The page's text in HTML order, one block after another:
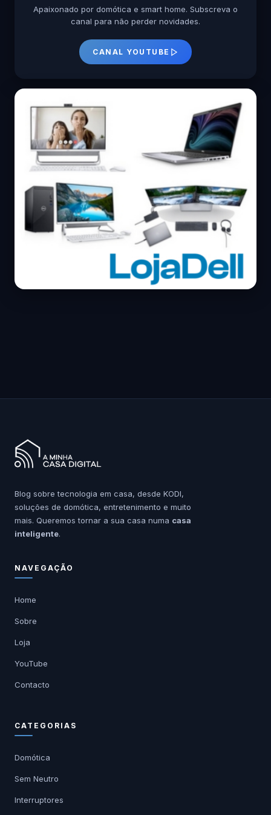
Apaixonado por domótica e smart home. Subscreva o
canal para não perder novidades.
CANAL YOUTUBE
Blog sobre tecnologia em casa, desde KODI,
soluções de domótica, entretenimento e muito
mais. Queremos tornar a sua casa numa casa
inteligente.
NAVEGAÇÃO
Home
Sobre
Loja
YouTube
Contacto
CATEGORIAS
Domótica
Sem Neutro
Interruptores